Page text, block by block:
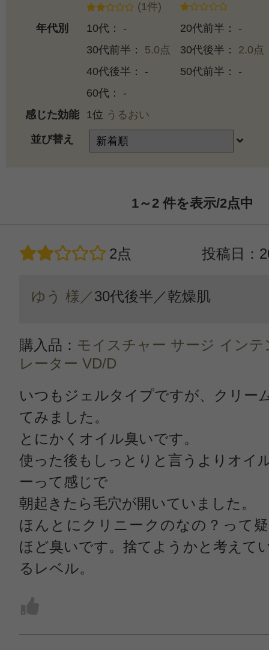
(1件)
年代別
10代： -
20代前半： -
30代前半： 5.0点 30代後半： 2.0点
40代後半： -
50代前半： -
60代： -
感じた効能
1位 うるおい
並び替え
1～2件を表示/2点中
2点 投稿日：
ゆう 様／30代後半／乾燥肌
購入品： モイスチャー サージ イン
レーター VD/D
いつもジェルタイプですが、クリー
てみました。
とにかくオイル臭いです。
使った後もしっとりと言うよりオイ
ーって感じで
朝起きたら毛穴が開いていました。
ほんとにクリニークのなの？って
ほど臭いです。捨てようかと考えて
るレベル。